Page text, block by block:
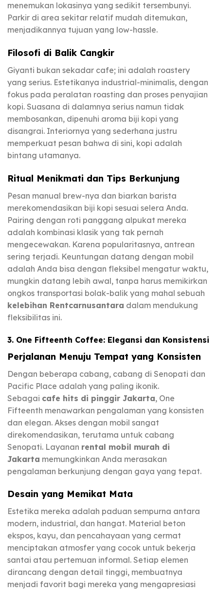
menemukan lokasinya yang sedikit tersembunyi.
Parkir di area sekitar relatif mudah ditemukan,
menjadikannya tujuan yang low-hassle.
Filosofi di Balik Cangkir
Giyanti bukan sekadar cafe; ini adalah roastery
yang serius. Estetikanya industrial-minimalis, dengan
fokus pada peralatan roasting dan proses penyajian
kopi. Suasana di dalamnya serius namun tidak
membosankan, dipenuhi aroma biji kopi yang
disangrai. Interiornya yang sederhana justru
memperkuat pesan bahwa di sini, kopi adalah
bintang utamanya.
Ritual Menikmati dan Tips Berkunjung
Pesan manual brew-nya dan biarkan barista
merekomendasikan biji kopi sesuai selera Anda.
Pairing dengan roti panggang alpukat mereka
adalah kombinasi klasik yang tak pernah
mengecewakan. Karena popularitasnya, antrean
sering terjadi. Keuntungan datang dengan mobil
adalah Anda bisa dengan fleksibel mengatur waktu,
mungkin datang lebih awal, tanpa harus memikirkan
ongkos transportasi bolak-balik yang mahal sebuah
kelebihan Rentcarnusantara dalam mendukung
fleksibilitas ini.
3. One Fifteenth Coffee: Elegansi dan Konsistensi
Perjalanan Menuju Tempat yang Konsisten
Dengan beberapa cabang, cabang di Senopati dan
Pacific Place adalah yang paling ikonik.
Sebagai cafe hits di pinggir Jakarta, One
Fifteenth menawarkan pengalaman yang konsisten
dan elegan. Akses dengan mobil sangat
direkomendasikan, terutama untuk cabang
Senopati. Layanan rental mobil murah di
Jakarta memungkinkan Anda merasakan
pengalaman berkunjung dengan gaya yang tepat.
Desain yang Memikat Mata
Estetika mereka adalah paduan sempurna antara
modern, industrial, dan hangat. Material beton
ekspos, kayu, dan pencahayaan yang cermat
menciptakan atmosfer yang cocok untuk bekerja
santai atau pertemuan informal. Setiap elemen
dirancang dengan detail tinggi, membuatnya
menjadi favorit bagi mereka yang mengapresiasi